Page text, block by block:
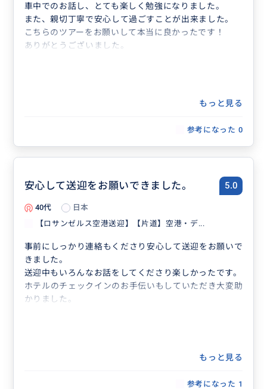
車中でのお話し、とても楽しく勉強になりました。
また、親切丁寧で安心して過ごすことが出来ました。
こちらのツアーをお願いして本当に良かったです！
ありがとうございました。
もっと見る
参考になった 0
安心して送迎をお願いできました。 5.0
40代
日本
【ロサンゼルス空港送迎】【片道】空港・デ...
事前にしっかり連絡もくださり安心して送迎をお願いで
きました。
送迎中もいろんなお話をしてくださり楽しかったです。
ホテルのチェックインのお手伝いもしていただき大変助
かりました。
もっと見る
参考になった 1